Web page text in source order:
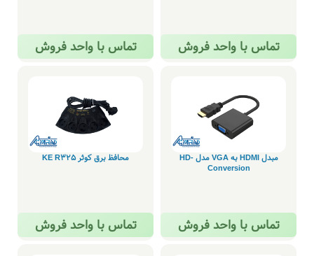
تماس با واحد فروش تماس با واحد فروش
مبدل HDMI به VGA مدل HD-
Conversion
تماس با واحد فروش
محافظ برق کوثر KE R325
تماس با واحد فروش